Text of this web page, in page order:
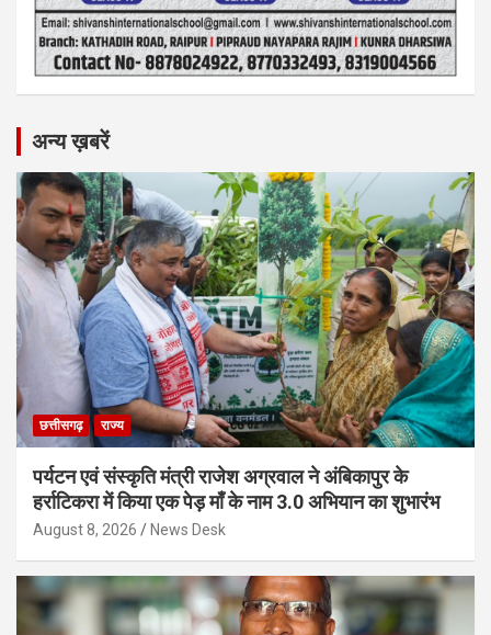
अन्य ख़बरें
छत्तीसगढ़ राज्य
पर्यटन एवं संस्कृति मंत्री राजेश अग्रवाल ने अंबिकापुर के
हर्राटिकरा में किया एक पेड़ माँ के नाम 3.0 अभियान का शुभारंभ
August 8, 2026 News Desk